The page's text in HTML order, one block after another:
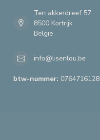
Ten akkerdreef 57
8500 Kortrijk
België
info@lisenlou.be
btw-nummer: 0764716128